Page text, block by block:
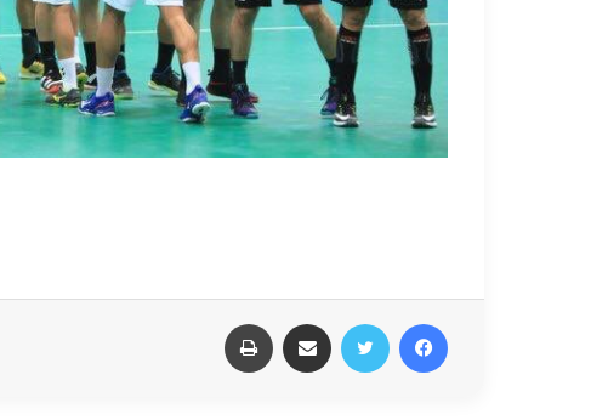
فيسبوك تويتر مشاركة عبر البريد